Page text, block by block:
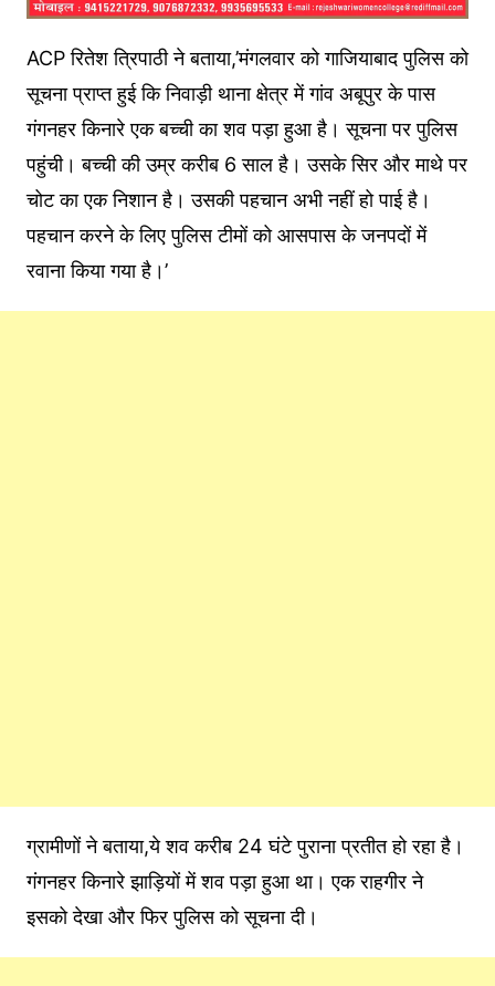
ACP रितेश त्रिपाठी ने बताया,’मंगलवार को गाजियाबाद पुलिस को
सूचना प्राप्त हुई कि निवाड़ी थाना क्षेत्र में गांव अबूपुर के पास
गंगनहर किनारे एक बच्ची का शव पड़ा हुआ है। सूचना पर पुलिस
पहुंची। बच्ची की उम्र करीब 6 साल है। उसके सिर और माथे पर
चोट का एक निशान है। उसकी पहचान अभी नहीं हो पाई है।
पहचान करने के लिए पुलिस टीमों को आसपास के जनपदों में
रवाना किया गया है।’
ग्रामीणों ने बताया,ये शव करीब 24 घंटे पुराना प्रतीत हो रहा है।
गंगनहर किनारे झाड़ियों में शव पड़ा हुआ था। एक राहगीर ने
इसको देखा और फिर पुलिस को सूचना दी।